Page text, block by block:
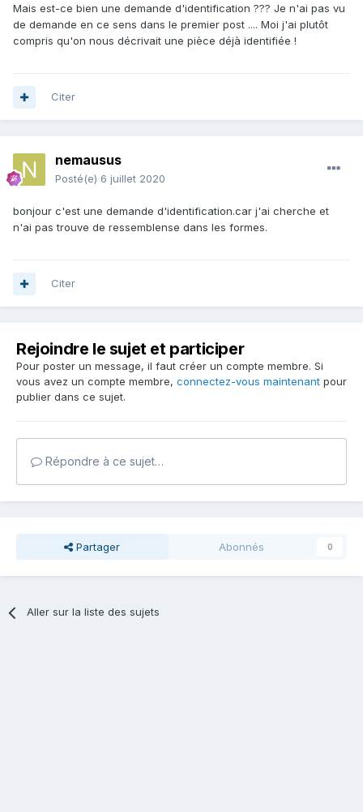
Mais est-ce bien une demande d'identification ??? Je n'ai pas vu
de demande en ce sens dans le premier post .... Moi j'ai plutôt
compris qu'on nous décrivait une pièce déjà identifiée !
Citer
nemausus
Posté(e) 6 juillet 2020
bonjour c'est une demande d'identification.car j'ai cherche et
n'ai pas trouve de ressemblense dans les formes.
Citer
Rejoindre le sujet et participer
Pour poster un message, il faut créer un compte membre. Si
vous avez un compte membre, connectez-vous maintenant pour
publier dans ce sujet.
Répondre à ce sujet…
Partager Abonnés 0
Aller sur la liste des sujets